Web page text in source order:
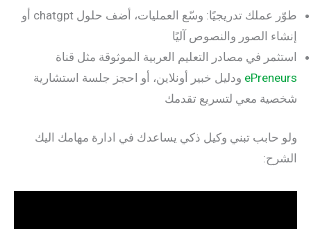
طوّر عملك تدريجيًا: وسّع العمليات، أضف حلول chatgpt أو
إنشاء الصور والنصوص آليًا
استثمر في مصادر التعليم العربية الموثوقة مثل قناة
ePreneurs ودليل خبير أونلاين، أو احجز جلسة استشارية
شخصية معي لتسريع تقدمك
ولو حابب تبني وكيل ذكي يساعدك في ادارة مهامك اليك
الشرح: